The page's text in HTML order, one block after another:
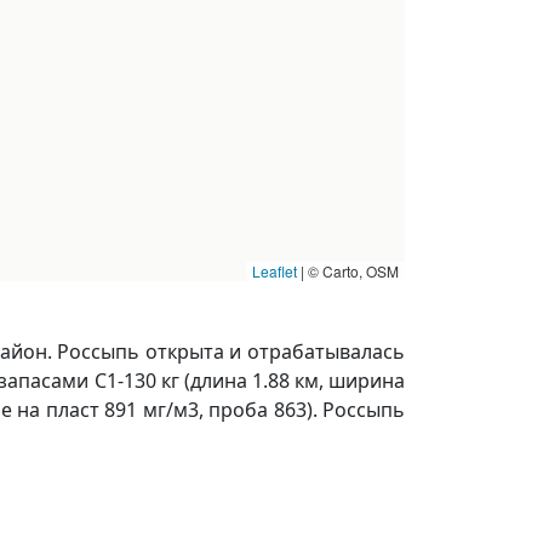
Leaflet | © Carto, OSM
Россыпь открыта и отрабатывалась
С1-130 кг (длина 1.88 км, ширина
пласт 891 мг/м3, проба 863). Россыпь